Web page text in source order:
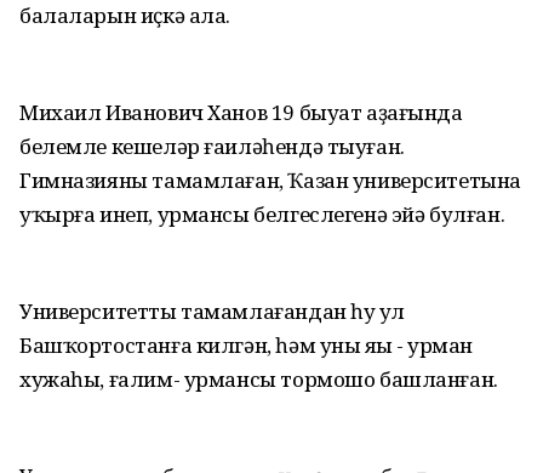
балаларын иҫкә ала.
Михаил Иванович Ханов 19 быуат аҙағында
белемле кешеләр ғаиләһендә тыуған.
Гимназияны тамамлаған, Ҡазан университетына
уҡырға инеп, урмансы белгеслегенә эйә булған.
Университетты тамамлағандан һуң ул
Башҡортостанға килгән, һәм уның яңы - урман
хужаһы, ғалим- урмансы тормошо башланған.